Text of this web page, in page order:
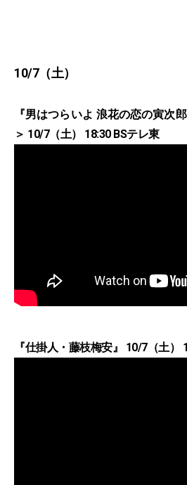
10/7（土）
『男はつらいよ 浪花の恋の寅次
＞ 10/7（土） 18:30 BSテレ東
『仕掛人・藤枝梅安』 10/7（土）